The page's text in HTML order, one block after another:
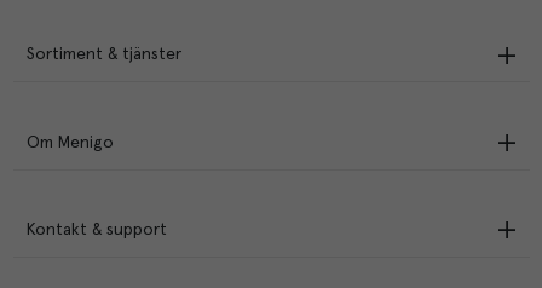
Sortiment & tjänster
Om Menigo
Kontakt & support